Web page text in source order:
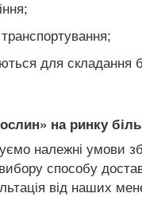
для складання
на ринку
належні умови
способу
від наших